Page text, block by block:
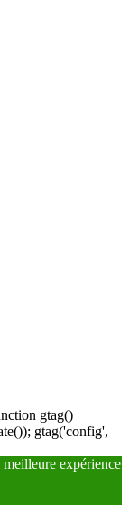
gtag()
gtag('config',
expérience